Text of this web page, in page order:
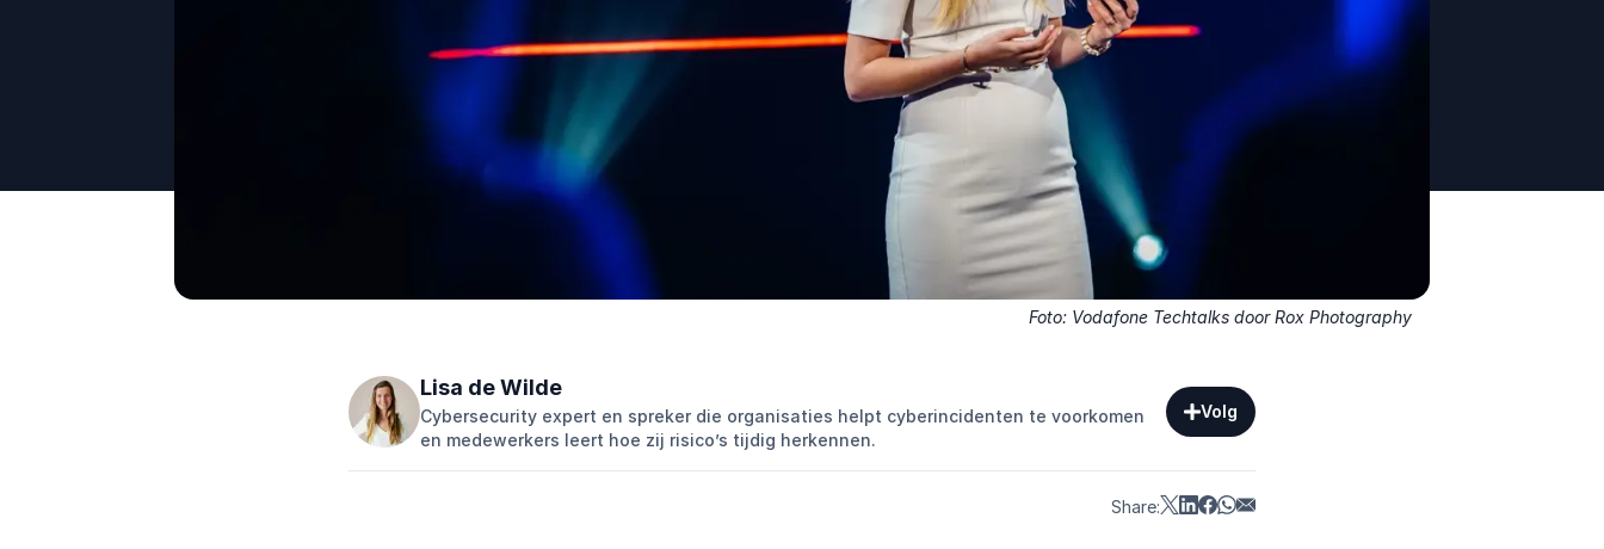
Foto: Vodafone Techtalks door Rox Photography
Lisa de Wilde
Cybersecurity expert en spreker die organisaties helpt cyberincidenten te voorkomen
en medewerkers leert hoe zij risico’s tijdig herkennen.
Volg
Share: